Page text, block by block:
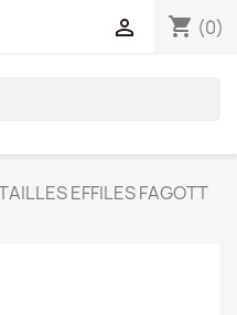
shopping_cart (0)

EFFILES FAGOTT